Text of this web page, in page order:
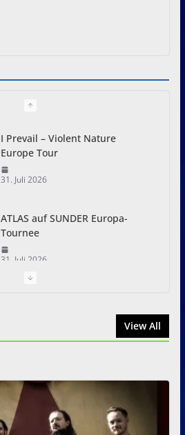
I Prevail – Violent Nature
Europe Tour
31. Juli 2026
ATLAS auf SUNDER Europa-
Tournee
31. Juli 2026
Zwei Tage Rock und Metal in
View All